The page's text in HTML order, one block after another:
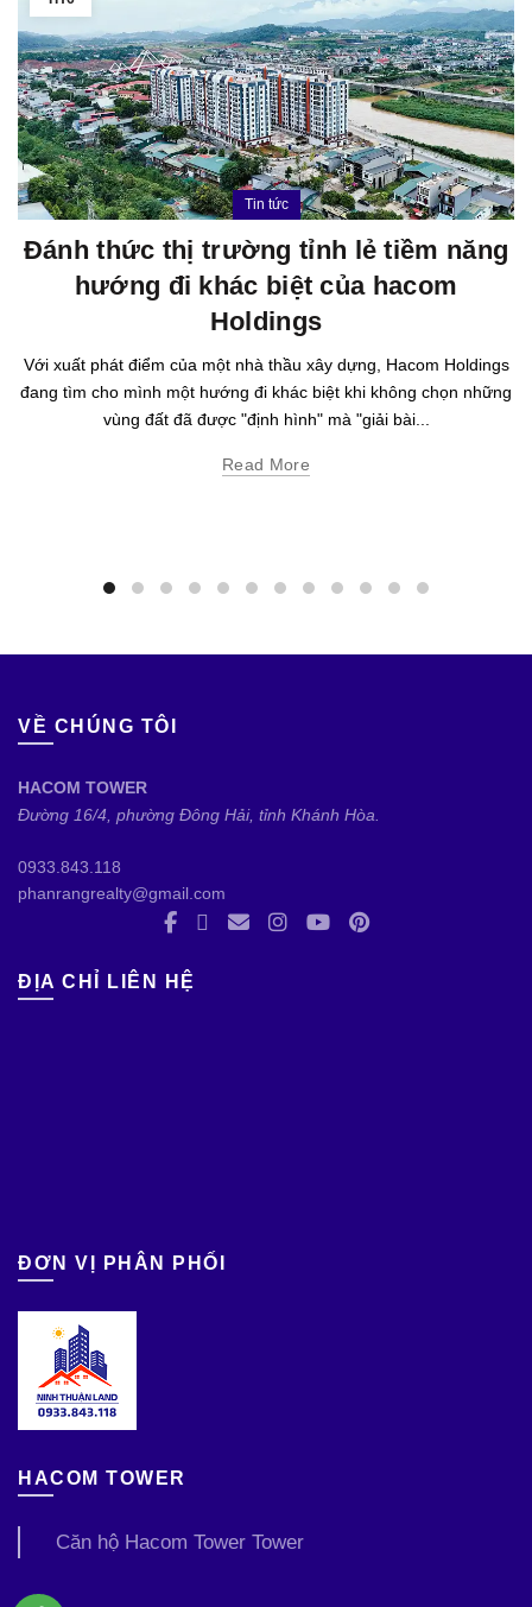
Tin tức
Đánh thức thị trường tỉnh lẻ tiềm năng
hướng đi khác biệt của hacom
Holdings
Với xuất phát điểm của một nhà thầu xây dựng, Hacom Holdings
đang tìm cho mình một hướng đi khác biệt khi không chọn những
vùng đất đã được "định hình" mà "giải bài...
Read More
VỀ CHÚNG TÔI
HACOM TOWER
Đường 16/4, phường Đông Hải, tỉnh Khánh Hòa.
0933.843.118
phanrangrealty@gmail.com
ĐỊA CHỈ LIÊN HỆ
ĐƠN VỊ PHÂN PHỐI
HACOM TOWER
Căn hộ Hacom Tower Tower